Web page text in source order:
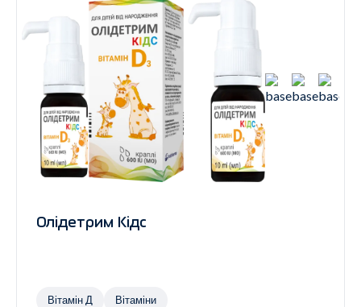
Олідетрим Кідс
Вітамін Д Вітаміни